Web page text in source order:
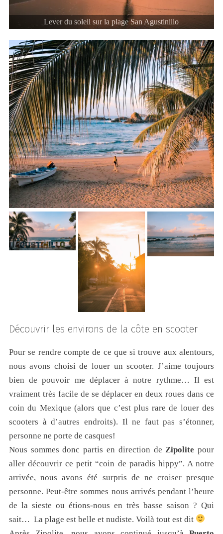
Lever du soleil sur la plage San Agustinillo
Découvrir les environs de la côte en scooter
Pour se rendre compte de ce que si trouve aux alentours,
nous avons choisi de louer un scooter. J’aime toujours
bien de pouvoir me déplacer à notre rythme… Il est
vraiment très facile de se déplacer en deux roues dans ce
coin du Mexique (alors que c’est plus rare de louer des
scooters à d’autres endroits). Il ne faut pas s’étonner,
personne ne porte de casques!
Nous sommes donc partis en direction de Zipolite pour
aller découvrir ce petit “coin de paradis hippy”. A notre
arrivée, nous avons été surpris de ne croiser presque
personne. Peut-être sommes nous arrivés pendant l’heure
de la sieste ou étions-nous en très basse saison ? Qui
sait… La plage est belle et nudiste. Voilà tout est dit